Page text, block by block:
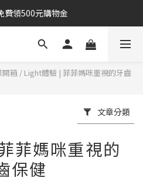
費領500元購物金
箱 / Light體驗 | 菲菲媽咪重視的牙齒
文章分類
菲媽咪重視的
保健